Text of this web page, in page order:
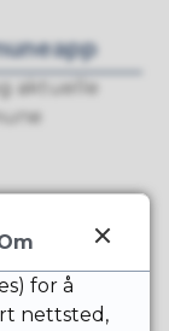
aktuelle
en rekke
for å
nettsted,